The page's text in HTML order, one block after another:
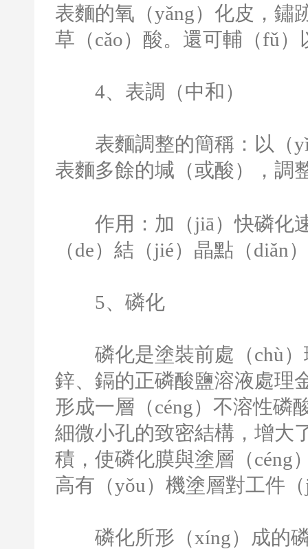
表麵的氧（yǎng）化皮，鏽
草（cǎo）酸。還可輔（fǔ
4、表調（中和）
表麵調整的簡稱：以（yǐ
表麵多餘的堿（或酸），調
作用：加（jiā）快磷化速
（de）結（jié）晶點（diǎn
5、磷化
磷化是塗裝前處（chù）
鋅、鎘的正磷酸鹽溶液處理
形成一層（céng）不溶性磷
細微小孔的致密結構，增大
積，使磷化膜與塗層（céng
高有（yǒu）機塗層對工件
磷化所形（xíng）成的磷